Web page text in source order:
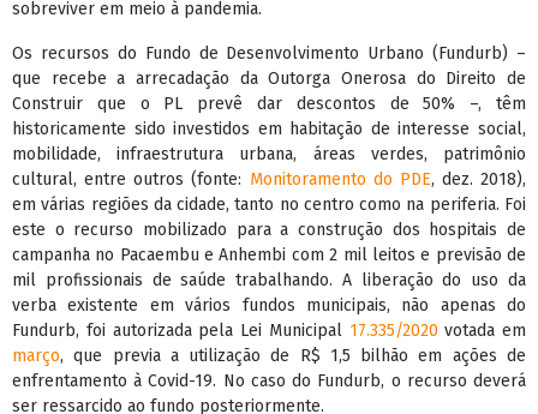
sobreviver em meio à pandemia.
Os recursos do Fundo de Desenvolvimento Urbano (Fundurb) –
que recebe a arrecadação da Outorga Onerosa do Direito de
Construir que o PL prevê dar descontos de 50% –, têm
historicamente sido investidos em habitação de interesse social,
mobilidade, infraestrutura urbana, áreas verdes, patrimônio
cultural, entre outros (fonte: Monitoramento do PDE, dez. 2018),
em várias regiões da cidade, tanto no centro como na periferia. Foi
este o recurso mobilizado para a construção dos hospitais de
campanha no Pacaembu e Anhembi com 2 mil leitos e previsão de
mil profissionais de saúde trabalhando. A liberação do uso da
verba existente em vários fundos municipais, não apenas do
Fundurb, foi autorizada pela Lei Municipal 17.335/2020 votada em
março, que previa a utilização de R$ 1,5 bilhão em ações de
enfrentamento à Covid-19. No caso do Fundurb, o recurso deverá
ser ressarcido ao fundo posteriormente.